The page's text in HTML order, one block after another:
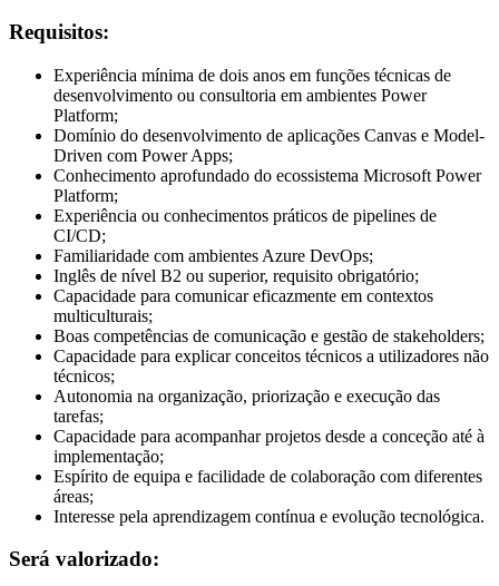
Requisitos:
Experiência mínima de dois anos em funções técnicas de
desenvolvimento ou consultoria em ambientes Power
Platform;
Domínio do desenvolvimento de aplicações Canvas e Model-
Driven com Power Apps;
Conhecimento aprofundado do ecossistema Microsoft Power
Platform;
Experiência ou conhecimentos práticos de pipelines de
CI/CD;
Familiaridade com ambientes Azure DevOps;
Inglês de nível B2 ou superior, requisito obrigatório;
Capacidade para comunicar eficazmente em contextos
multiculturais;
Boas competências de comunicação e gestão de stakeholders;
Capacidade para explicar conceitos técnicos a utilizadores não
técnicos;
Autonomia na organização, priorização e execução das
tarefas;
Capacidade para acompanhar projetos desde a conceção até à
implementação;
Espírito de equipa e facilidade de colaboração com diferentes
áreas;
Interesse pela aprendizagem contínua e evolução tecnológica.
Será valorizado: